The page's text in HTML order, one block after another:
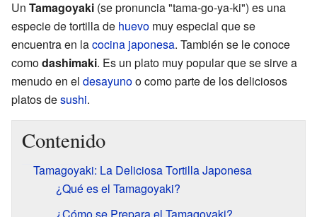
Un Tamagoyaki (se pronuncia "tama-go-ya-ki") es una
especie de tortilla de huevo muy especial que se
encuentra en lacocina japonesa. También se le conoce
comodashimaki. Es un plato muy popular que se sirve a
menudo en el desayunoo como parte de los deliciosos
platos desushi.
Contenido
Tamagoyaki: La Deliciosa Tortilla Japonesa
¿Qué es el Tamagoyaki?
¿Cómo se Prepara el Tamagoyaki?